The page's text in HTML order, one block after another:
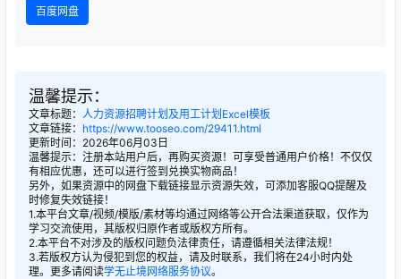
百度网盘
温馨提示：
文章标题： 人力资源招聘计划及用工计划Excel模板
文章链接： https://www.tooseo.com/29411.html
更新时间：2026年06月03日
温馨提示：注册本站用户后，再购买资源！可享受普通用户价格！不仅仅
有相应优惠，还可以进行签到兑换实物商品！
另外，如果资源中的网盘下载链接显示资源失效，可添加客服QQ提醒及
时修复失效链接！
1.本平台文章/视频/模版/素材等均通过网络等公开合法渠道获取，仅作为
学习交流使用，其版权归原作者或版权方所有。
2.本平台不对涉及的版权问题负法律责任，请遵循相关法律法规！
3.若版权方认为侵犯到您的权益，请及时联系，我们将在24小时内处
理。更多请阅读学无止境网络服务协议。